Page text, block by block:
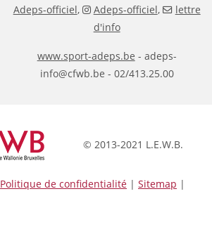
Adeps-officiel, Adeps-officiel,
lettre
d'info
www.sport-adeps.be - adeps-
info@cfwb.be - 02/413.25.00
© 2013-2021 L.E.W.B.
Politique de confidentialité | Sitemap |